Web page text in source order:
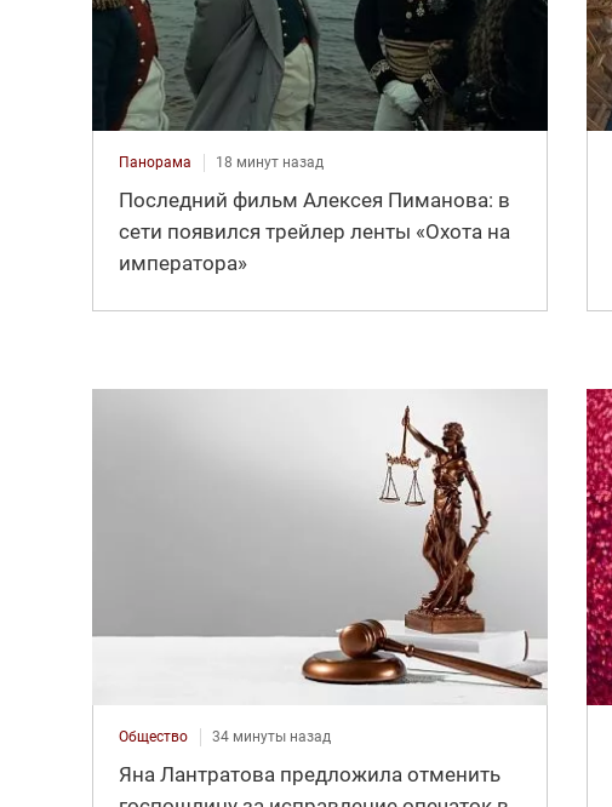
Панорама 18 минут назад
Последний фильм Алексея Пиманова: в
сети появился трейлер ленты «Охота на
императора»
Общество 34 минуты назад
Яна Лантратова предложила отменить